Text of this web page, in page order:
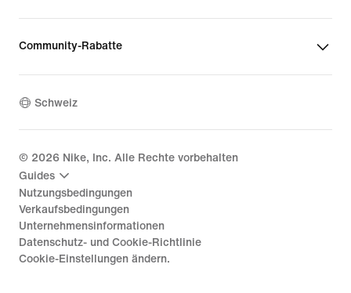
Community-Rabatte
Schweiz
© 2026 Nike, Inc. Alle Rechte vorbehalten
Guides
Nutzungsbedingungen
Verkaufsbedingungen
Unternehmensinformationen
Datenschutz- und Cookie-Richtlinie
Cookie-Einstellungen ändern.